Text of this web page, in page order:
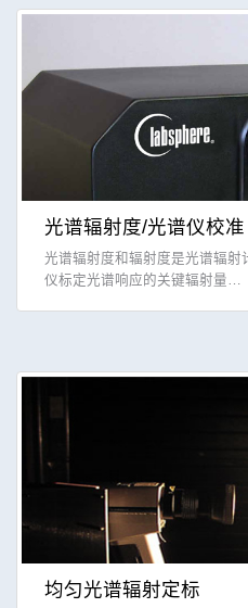
光谱辐射度/光谱仪校准
光谱辐射度和辐射度是光谱辐射
仪标定光谱响应的关键辐射量…
均匀光谱辐射定标